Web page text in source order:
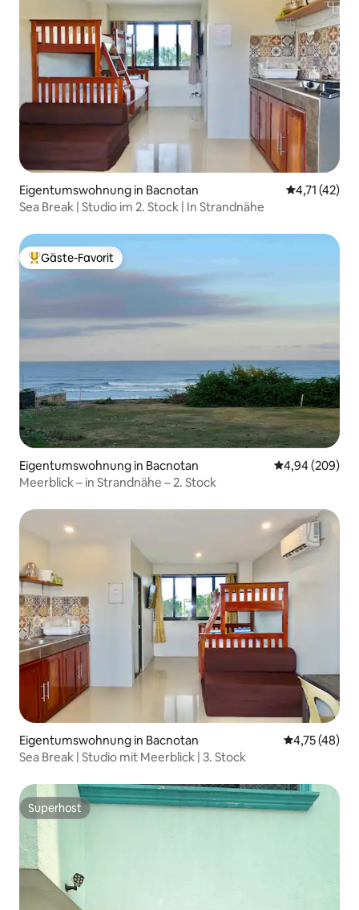
Eigentumswohnung in Bacnotan
4,71 (42)
Sea Break | Studio im 2. Stock | In Strandnähe
Beliebter Gäste-Favorit.
Gäste-Favorit
Eigentumswohnung in Bacnotan
4,94 (209)
Meerblick – in Strandnähe – 2. Stock
Eigentumswohnung in Bacnotan
4,75 (48)
Sea Break | Studio mit Meerblick | 3. Stock
Superhost
Superhost